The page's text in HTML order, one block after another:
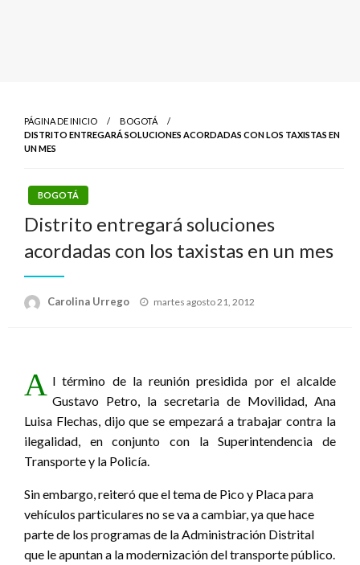
PÁGINA DE INICIO
BOGOTÁ
DISTRITO ENTREGARÁ SOLUCIONES ACORDADAS CON LOS TAXISTAS EN
UN MES
BOGOTÁ
Distrito entregará soluciones
acordadas con los taxistas en un mes
Carolina Urrego
Publicado
martes agosto 21, 2012
A l término de la reunión presidida por el alcalde
Gustavo Petro, la secretaria de Movilidad, Ana
Luisa Flechas, dijo que se empezará a trabajar contra la
ilegalidad, en conjunto con la Superintendencia de
Transporte y la Policía.
Sin embargo, reiteró que el tema de Pico y Placa para
vehículos particulares no se va a cambiar, ya que hace
parte de los programas de la Administración Distrital
que le apuntan a la modernización del transporte público.